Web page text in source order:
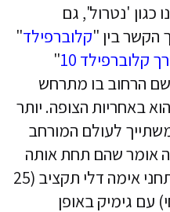
כגון 'נטרול', גם
הקשר בין "קלוברפילד"
קלוברפילד 10
"
הרחוב בו מתרחש
באחריות הצופה. יותר
לעולם המורחב
אומר שהם תחת אותה
מטריית הפצה ושיווק של מותחני אימה דלי תקציב (25
ו-5 לנוכחי) עם גימיק באופן